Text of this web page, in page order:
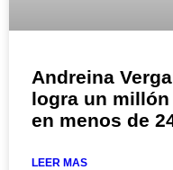
Andreina
logra un
en menos de
LEER MAS